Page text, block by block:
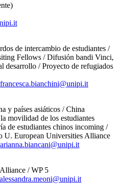
de intercambio de estudiantes /
Fellows / Difusión bandi Vinci,
desarrollo / Proyecto de refugiados
francesca.bianchini@unipi.it
y países asiáticos / China
movilidad de los estudiantes
de estudiantes chinos incoming /
U. European Universities Alliance
arianna.biancani@unipi.it
/ WP 5
alessandra.meoni@unipi.it